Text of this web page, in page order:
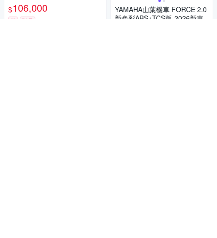
$106,000
券 贈品
YAMAHA山葉機車 FORCE 2.0
新色彩ABS+TCS版-2026新車